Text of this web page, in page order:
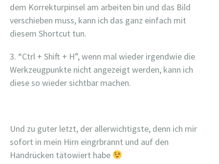
dem Korrekturpinsel am arbeiten bin und das Bild
verschieben muss, kann ich das ganz einfach mit
diesem Shortcut tun.
3. “Ctrl + Shift + H”, wenn mal wieder irgendwie die
Werkzeugpunkte nicht angezeigt werden, kann ich
diese so wieder sichtbar machen.
Und zu guter letzt, der allerwichtigste, denn ich mir
sofort in mein Hirn eingrbrannt und auf den
Handrücken tätowiert habe